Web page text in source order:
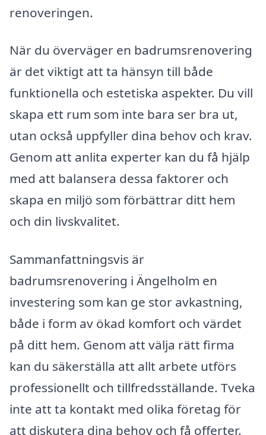
renoveringen.
När du överväger en badrumsrenovering
är det viktigt att ta hänsyn till både
funktionella och estetiska aspekter. Du vill
skapa ett rum som inte bara ser bra ut,
utan också uppfyller dina behov och krav.
Genom att anlita experter kan du få hjälp
med att balansera dessa faktorer och
skapa en miljö som förbättrar ditt hem
och din livskvalitet.
Sammanfattningsvis är
badrumsrenovering i Ängelholm en
investering som kan ge stor avkastning,
både i form av ökad komfort och värdet
på ditt hem. Genom att välja rätt firma
kan du säkerställa att allt arbete utförs
professionellt och tillfredsställande. Tveka
inte att ta kontakt med olika företag för
att diskutera dina behov och få offerter.